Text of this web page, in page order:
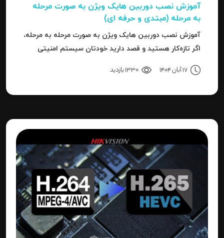
آموزش نصب دوربین هایک‌ ویژن به صورت مرحله‌
به‌ مرحله (مبتدی و حرفه ای)
آموزش نصب دوربین هایک‌ ویژن به صورت مرحله‌ به‌ مرحله،
اگر تازه‌کار هستید و قصد دارید خودتان سیستم امنیتی
دقیق‌تری را بدانید، این مقاله برای شما نوشته شده است.
17 آبان 1404 1330 بازدید